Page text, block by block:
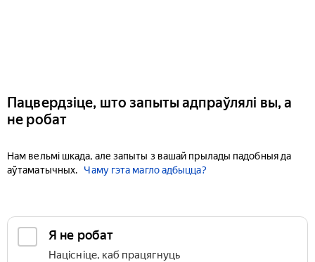
Пацвердзіце, што запыты адпраўлялі вы, а
не робат
Нам вельмі шкада, але запыты з вашай прылады падобныя да
аўтаматычных.
Чаму гэта магло адбыцца?
Я не робат
Націсніце, каб працягнуць